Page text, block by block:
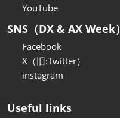
YouTube
SNS（DX & AX Week）
Facebook
X（旧:Twitter）
instagram
Useful links